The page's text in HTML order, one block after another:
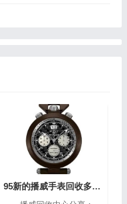
95新的播威手表回收多少钱?(高价回收指南)